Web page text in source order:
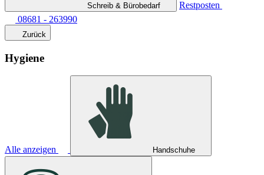
Schreib & Bürobedarf
Restposten
08681 - 263990
Zurück
Hygiene
Alle anzeigen Handschuhe